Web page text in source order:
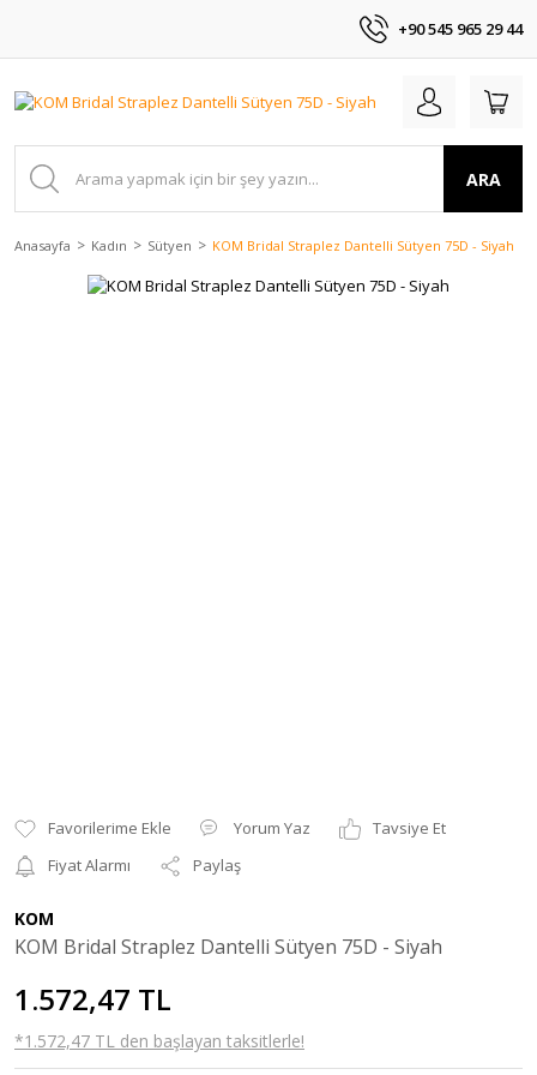
+90 545 965 29 44
ARA
Anasayfa Kadın Sütyen KOM Bridal Straplez Dantelli Sütyen 75D - Siyah
Yorum Yaz
Tavsiye Et
Fiyat Alarmı
Paylaş
KOM
KOM Bridal Straplez Dantelli Sütyen 75D - Siyah
1.572,47 TL
*1.572,47 TL den başlayan taksitlerle!